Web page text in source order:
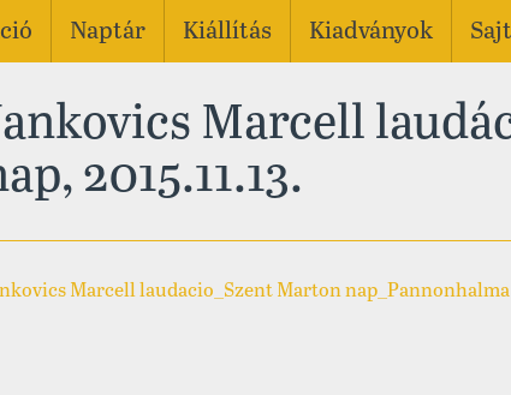
Naptár Kiállítás Kiadványok
Marcell
2015.11.13.
Marcell laudacio_Szent Marton nap_Pannonhalma